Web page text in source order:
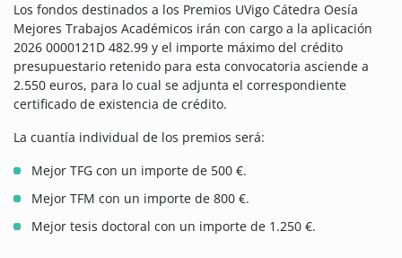
Los fondos destinados a los Premios UVigo Cátedra Oesía
Mejores Trabajos Académicos irán con cargo a la aplicación
2026 0000121D 482.99 y el importe máximo del crédito
presupuestario retenido para esta convocatoria asciende a
2.550 euros, para lo cual se adjunta el correspondiente
certificado de existencia de crédito.
La cuantía individual de los premios será:
Mejor TFG con un importe de 500 €.
Mejor TFM con un importe de 800 €.
Mejor tesis doctoral con un importe de 1.250 €.